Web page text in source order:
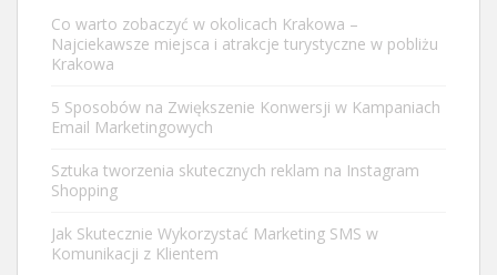
Co warto zobaczyć w okolicach Krakowa –
Najciekawsze miejsca i atrakcje turystyczne w pobliżu
Krakowa
5 Sposobów na Zwiększenie Konwersji w Kampaniach
Email Marketingowych
Sztuka tworzenia skutecznych reklam na Instagram
Shopping
Jak Skutecznie Wykorzystać Marketing SMS w
Komunikacji z Klientem